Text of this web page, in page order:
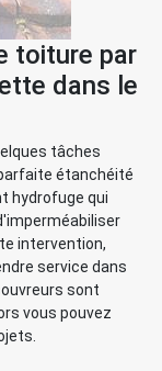
toiture par
dans le
tâches
étanchéité
hydrofuge qui
intervention,
service dans
sont
vous pouvez